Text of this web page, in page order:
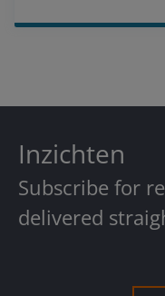
Inzichten
Subscribe for
delivered